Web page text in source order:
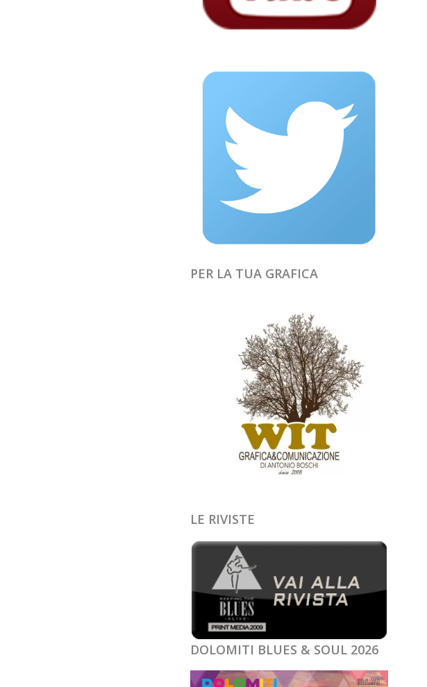
PER LA TUA GRAFICA
LE RIVISTE
DOLOMITI BLUES & SOUL 2026